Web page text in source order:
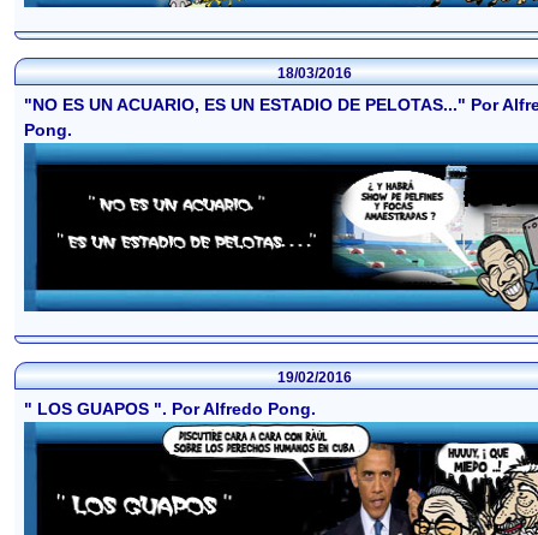
18/03/2016
"NO ES UN ACUARIO, ES UN ESTADIO DE PELOTAS..." Por
Pong.
19/02/2016
" LOS GUAPOS ". Por Alfredo Pong.